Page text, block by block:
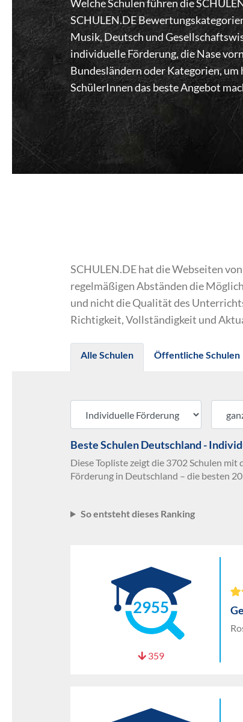
Welche Schulen führen die
SCHULEN.DE
Musik, Deutsch und
individuelle Förderung, die Nase
Bundesländern oder Kategorien,
SchülerInnen das beste Angebot
SCHULEN.DE hat die Webseiten
regelmäßigen Abständen die
und nicht die Qualität des
Richtigkeit, Vollständigkeit und
Alle Schulen Öffentliche Schulen
Beste Schulen Deutschland -
Diese Topliste zeigt die 3702 Schulen
Förderung in Deutschland – die besten
So entsteht dieses Ranking
2955
359